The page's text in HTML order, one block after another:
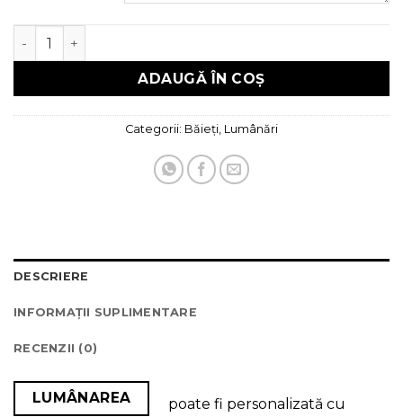
Cantitate Lumanare Botez
ADAUGĂ ÎN COȘ
Categorii: Băieți, Lumânări
DESCRIERE
INFORMAȚII SUPLIMENTARE
RECENZII (0)
LUMÂNAREA poate fi personalizată cu